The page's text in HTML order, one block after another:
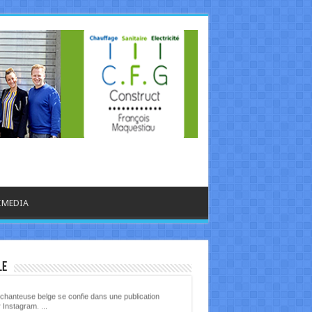
Instagram. ...
Ecrit le 06/08 21:33